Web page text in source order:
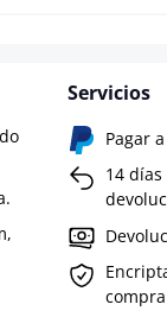
Servicios
Pagar
14